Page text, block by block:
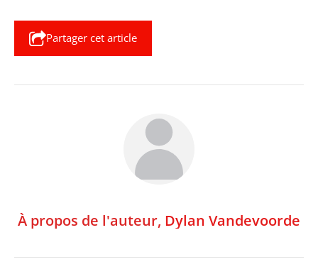
Partager cet article
À propos de l'auteur, Dylan Vandevoorde